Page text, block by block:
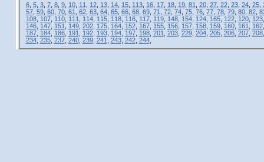
6, 5, 3, 7, 8, 9, 10, 11 12, 13, 14, 15, 113, 16, 17, 18, 19, 81 20, 27, 22, 23, 24, 25,
57, 59, 60, 70, 61 62, 63, 64, 65, 66, 68, 69, 71 72, 74, 75, 76, 77, 78, 79, 80, 82,
108, 107, 110, 111 114, 115, 118, 116, 117, 119, 148, 154, 124, 165, 122, 120, 123
146, 147, 151 149, 202, 175, 164, 152, 167, 155, 156, 157, 158, 159, 160, 161 162
187, 184, 186, 191 192, 193, 194, 197, 198, 201 203, 229, 204, 205, 206, 207, 208
234, 235, 237, 240, 239, 241 243, 242, 244,